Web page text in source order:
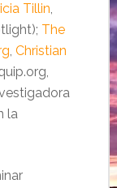
Tillin,
The
, Christian
la